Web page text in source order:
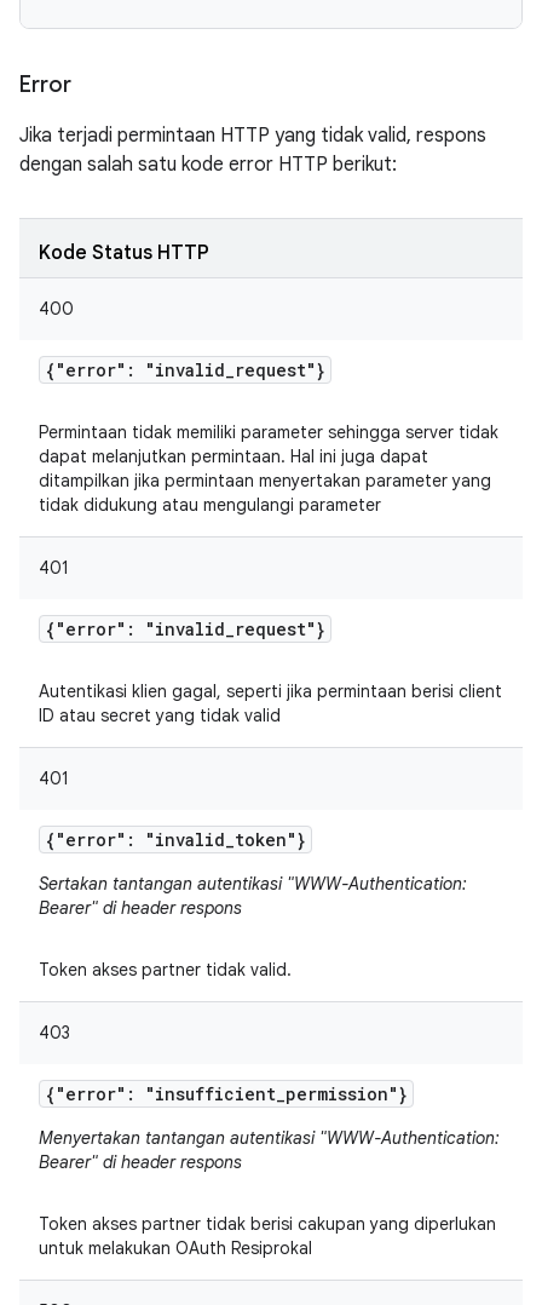
Error
Jika terjadi permintaan HTTP yang tidak valid, respons
dengan salah satu kode error HTTP berikut:
Kode Status HTTP
400
{"error": "invalid_request"}
Permintaan tidak memiliki parameter sehingga server tidak
dapat melanjutkan permintaan. Hal ini juga dapat
ditampilkan jika permintaan menyertakan parameter yang
tidak didukung atau mengulangi parameter
401
{"error": "invalid_request"}
Autentikasi klien gagal, seperti jika permintaan berisi client
ID atau secret yang tidak valid
401
{"error": "invalid_token"}
Sertakan tantangan autentikasi "WWW-Authentication:
Bearer" di header respons
Token akses partner tidak valid.
403
{"error": "insufficient_permission"}
Menyertakan tantangan autentikasi "WWW-Authentication:
Bearer" di header respons
Token akses partner tidak berisi cakupan yang diperlukan
untuk melakukan OAuth Resiprokal